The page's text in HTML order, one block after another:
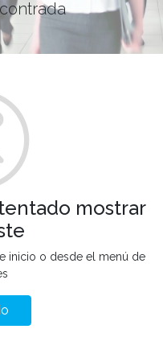
mostrar
inicio o desde el menú de